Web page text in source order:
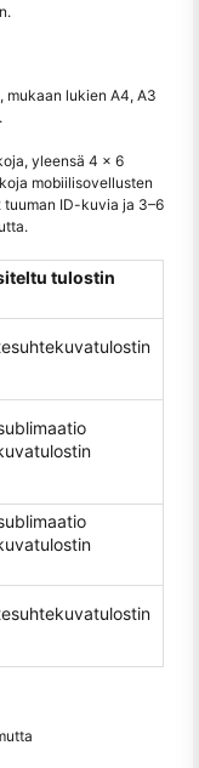
mukaan lukien A4, A3
yleensä 4 × 6
mobiilisovellusten
ID-kuvia ja 3–6
tulostin